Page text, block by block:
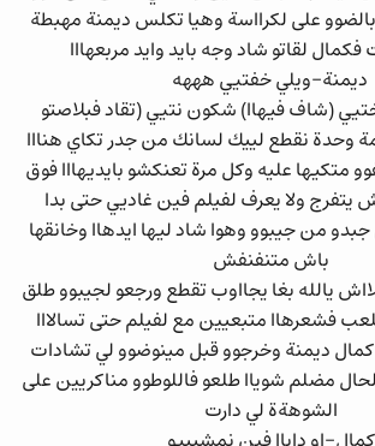
على لكرااسة وهيا تكلس ديمنة مهبطة
فكمال لقاتو شاد وجه بايد وايد مربعهااا
ديمنة-ويلي خفتيي هههه
(شاف فيهاا) شكون نتيي (تقاد فبلاصتو
وحدة نقطع لييك لسانك من جدر تكاي هنااا
متكيها عليه وكل مرة تعنكشو بايديهااا فوق
يتفرج ولا يعرف لفيلم فين غاديي حتى بدا
جبدو من جيبوو وهوا شاد ليها ايدهاا وخانقها
باش متنفنفش
يالله بغا يجااوب تقطع ورجعو لجيبوو طلق
فشعرهاا متبعيين مع لفيلم حتى تسالااا
ديمنة وخرجوو قبل مينوضوو لي تشادات
مضلم شوياا طلعو فاللوطوو مناكريين على
الشوهةة لي دارت